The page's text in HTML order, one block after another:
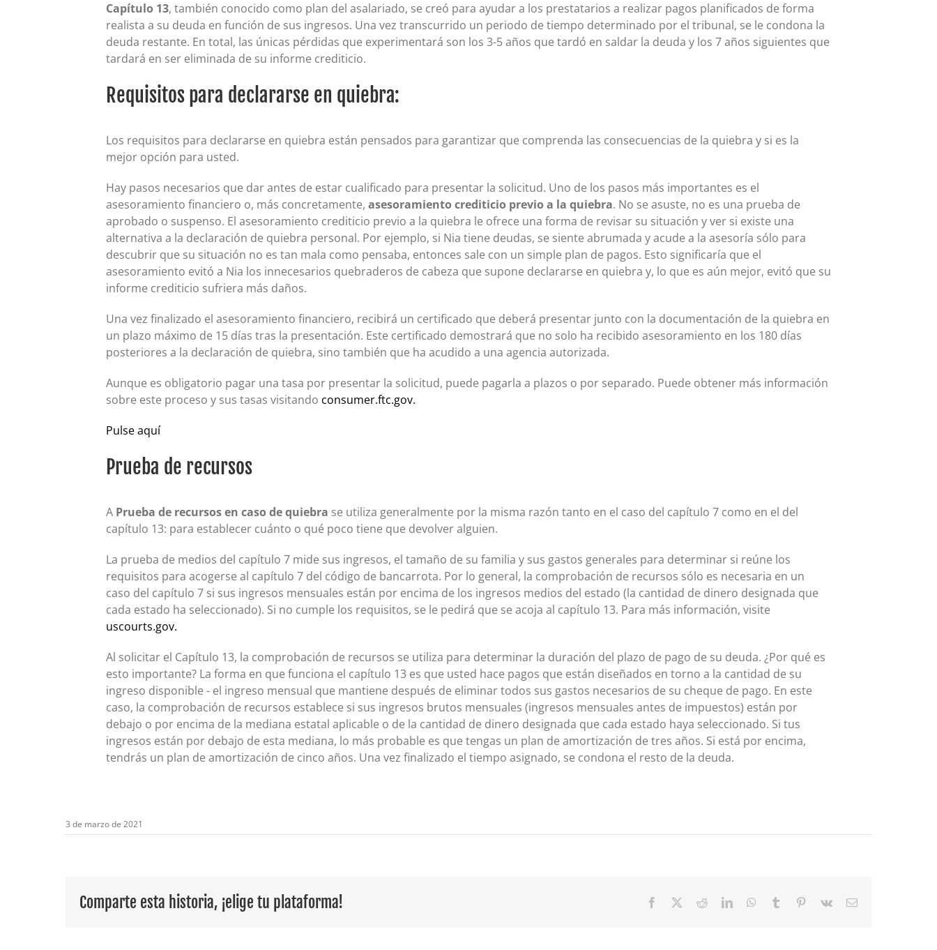
Capítulo 13, también conocido como plan del asalariado, se creó para ayudar a los prestatarios a realizar pagos planificados de forma
realista a su deuda en función de sus ingresos. Una vez transcurrido un periodo de tiempo determinado por el tribunal, se le condona la
deuda restante. En total, las únicas pérdidas que experimentará son los 3-5 años que tardó en saldar la deuda y los 7 años siguientes que
tardará en ser eliminada de su informe crediticio.
Requisitos para declararse en quiebra:
Los requisitos para declararse en quiebra están pensados para garantizar que comprenda las consecuencias de la quiebra y si es la
mejor opción para usted.
Hay pasos necesarios que dar antes de estar cualificado para presentar la solicitud. Uno de los pasos más importantes es el
asesoramiento financiero o, más concretamente, asesoramiento crediticio previo a la quiebra. No se asuste, no es una prueba de
aprobado o suspenso. El asesoramiento crediticio previo a la quiebra le ofrece una forma de revisar su situación y ver si existe una
alternativa a la declaración de quiebra personal. Por ejemplo, si Nia tiene deudas, se siente abrumada y acude a la asesoría sólo para
descubrir que su situación no es tan mala como pensaba, entonces sale con un simple plan de pagos. Esto significaría que el
asesoramiento evitó a Nia los innecesarios quebraderos de cabeza que supone declararse en quiebra y, lo que es aún mejor, evitó que su
informe crediticio sufriera más daños.
Una vez finalizado el asesoramiento financiero, recibirá un certificado que deberá presentar junto con la documentación de la quiebra en
un plazo máximo de 15 días tras la presentación. Este certificado demostrará que no solo ha recibido asesoramiento en los 180 días
posteriores a la declaración de quiebra, sino también que ha acudido a una agencia autorizada.
Aunque es obligatorio pagar una tasa por presentar la solicitud, puede pagarla a plazos o por separado. Puede obtener más información
sobre este proceso y sus tasas visitando consumer.ftc.gov.
Pulse aquí
Prueba de recursos
A Prueba de recursos en caso de quiebra se utiliza generalmente por la misma razón tanto en el caso del capítulo 7 como en el del
capítulo 13: para establecer cuánto o qué poco tiene que devolver alguien.
La prueba de medios del capítulo 7 mide sus ingresos, el tamaño de su familia y sus gastos generales para determinar si reúne los
requisitos para acogerse al capítulo 7 del código de bancarrota. Por lo general, la comprobación de recursos sólo es necesaria en un
caso del capítulo 7 si sus ingresos mensuales están por encima de los ingresos medios del estado (la cantidad de dinero designada que
cada estado ha seleccionado). Si no cumple los requisitos, se le pedirá que se acoja al capítulo 13. Para más información, visite
uscourts.gov.
Al solicitar el Capítulo 13, la comprobación de recursos se utiliza para determinar la duración del plazo de pago de su deuda. ¿Por qué es
esto importante? La forma en que funciona el capítulo 13 es que usted hace pagos que están diseñados en torno a la cantidad de su
ingreso disponible - el ingreso mensual que mantiene después de eliminar todos sus gastos necesarios de su cheque de pago. En este
caso, la comprobación de recursos establece si sus ingresos brutos mensuales (ingresos mensuales antes de impuestos) están por
debajo o por encima de la mediana estatal aplicable o de la cantidad de dinero designada que cada estado haya seleccionado. Si tus
ingresos están por debajo de esta mediana, lo más probable es que tengas un plan de amortización de tres años. Si está por encima,
tendrás un plan de amortización de cinco años. Una vez finalizado el tiempo asignado, se condona el resto de la deuda.
3 de marzo de 2021
Comparte esta historia, ¡elige tu plataforma! Facebook RedditLinkedInWhatsApp
Tumblr Pinterest
Vk Email